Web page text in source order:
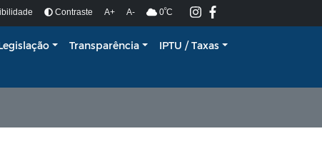
Contraste A+ A- 0ºC
Transparência IPTU / Taxas